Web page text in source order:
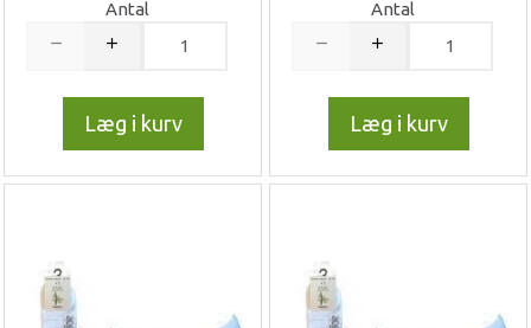
Antal
Læg i kurv
Antal
Læg i kurv